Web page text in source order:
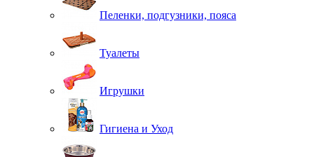
Пеленки, подгузники, пояса
Туалеты
Игрушки
Гигиена и Уход